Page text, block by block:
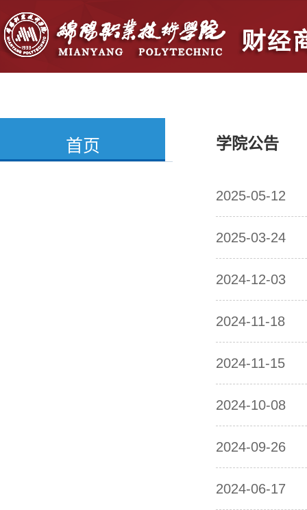
首页 学院公告
2025-05-12
2025-03-24
2024-12-03
2024-11-18
2024-11-15
2024-10-08
2024-09-26
2024-06-17